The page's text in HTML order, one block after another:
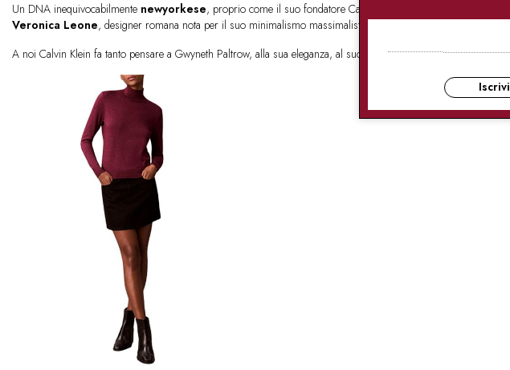
Un DNA inequivocabilmente newyorkese, proprio come il suo fondatore Calvin Richard Klein. Calvin Klein
Veronica Leone, designer romana nota per il suo minimalismo massimalista.
A noi Calvin Klein fa tanto pensare a Gwyneth Paltrow, alla sua eleganza, al suo essere effortlesslysofisticata